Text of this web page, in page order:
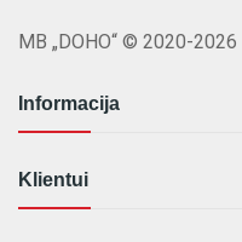
MB „DOHO“ © 2020-
Informacija
Klientui